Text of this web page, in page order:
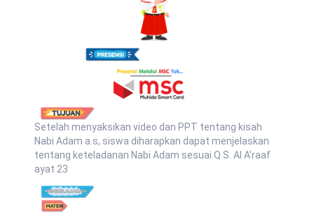
Setelah menyaksikan video dan PPT tentang kisah
Nabi Adam a.s, siswa diharapkan dapat menjelaskan
tentang keteladanan Nabi Adam sesuai Q.S. Al A’raaf
ayat 23